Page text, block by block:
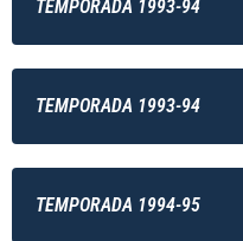
TEMPORADA 1993-94
TEMPORADA 1993-94
TEMPORADA 1994-95